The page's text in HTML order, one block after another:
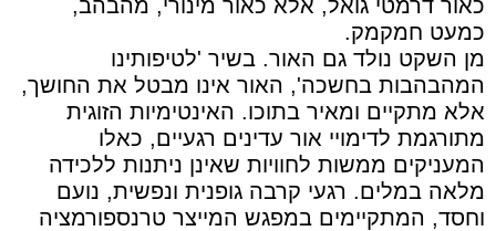
כאור דרמטי גואל, אלא כאור מינורי, מהבהב,
כמעט חמקמק.
מן השקט נולד גם האור. בשיר 'לטיפותינו
המהבהבות בחשכה', האור אינו מבטל את החושך,
אלא מתקיים ומאיר בתוכו. האינטימיות הזוגית
מתורגמת לדימויי אור עדינים רגעיים, כאלו
המעניקים ממשות לחוויות שאינן ניתנות ללכידה
מלאה במלים. רגעי קרבה גופנית ונפשית, נועם
וחסד, המתקיימים במפגש המייצר טרנספורמציה